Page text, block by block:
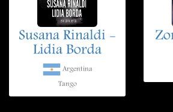
Susana Rinaldi -
Lidia Borda
Argentina
Tango